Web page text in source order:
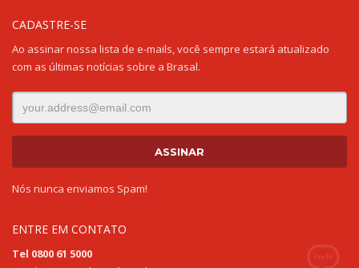
CADASTRE-SE
Ao assinar nossa lista de e-mails, você sempre estará atualizado
com as últimas notícias sobre a Brasal.
Nós nunca enviamos Spam!
ENTRE EM CONTATO
Tel 0800 61 5000